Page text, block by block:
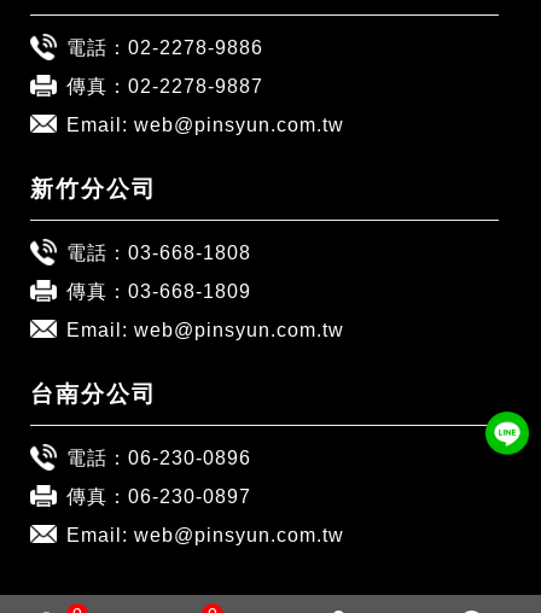
電話： 02-2278-9886
傳真：02-2278-9887
Email: web@pinsyun.com.tw
新竹分公司
電話： 03-668-1808
傳真：03-668-1809
Email: web@pinsyun.com.tw
台南分公司
電話： 06-230-0896
傳真：06-230-0897
Email: web@pinsyun.com.tw